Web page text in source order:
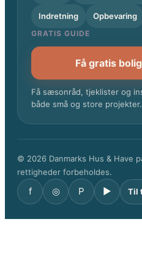
Indretning Opbevaring
GRATIS GUIDE
Få gratis
Få sæsonråd, tjeklister og
både små og store projekter.
© 2026 Danmarks Hus & Have
rettigheder forbeholdes.
f ◎ P ▶ Til